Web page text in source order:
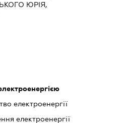
ЮРІЯ,
електроенергії
електроенергії